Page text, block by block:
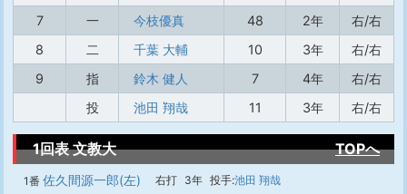
7
一 今枝優真 48 2年
右/右
8
二 千葉 大輔 10 3年
右/右
9
指 鈴木 健人 7 4年
右/右
投
池田 翔哉 11 3年 右/右
1回表 文教大 TOPへ
1番 佐久間源一郎(左) 右打 3年 投手:池田 翔哉